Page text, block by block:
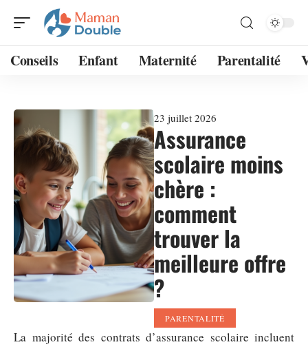
Conseils Enfant Maternité Parentalité
23 juillet 2026
Assurance
scolaire moins
chère :
comment
trouver la
meilleure offre
?
PARENTALITÉ
La majorité des contrats d’assurance scolaire incluent